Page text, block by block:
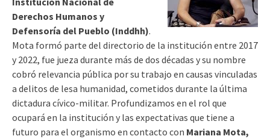
Derechos Humanos y
Defensoría del Pueblo (Inddhh).
Mota formó parte del directorio de la institución entre 2017
y 2022, fue jueza durante más de dos décadas y su nombre
cobró relevancia pública por su trabajo en causas vinculadas
a delitos de lesa humanidad, cometidos durante la última
dictadura cívico-militar. Profundizamos en el rol que
ocupará en la institución y las expectativas que tiene a
futuro para el organismo en contacto con Mariana Mota,